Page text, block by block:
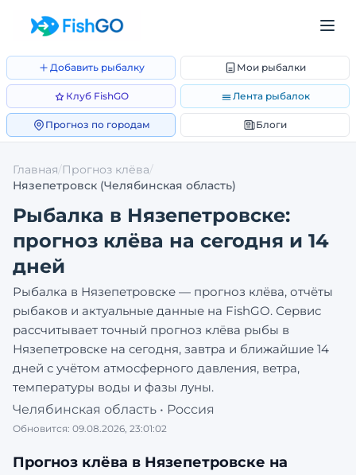
Добавить рыбалку Мои рыбалки
Клуб FishGO Лента рыбалок
Прогноз по городам Блоги
Главная/Прогноз клёва/
Нязепетровск (Челябинская область)
Рыбалка в Нязепетровске:
прогноз клёва на сегодня и 14
дней
Рыбалка в Нязепетровске — прогноз клёва, отчёты
рыбаков и актуальные данные на FishGO. Сервис
рассчитывает точный прогноз клёва рыбы в
Нязепетровске на сегодня, завтра и ближайшие 14
дней с учётом атмосферного давления, ветра,
температуры воды и фазы луны.
Челябинская область • Россия
Обновится: 09.08.2026, 23:01:02
Прогноз клёва в Нязепетровске на